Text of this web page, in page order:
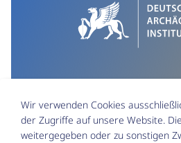
Wir verwenden Cookies
der Zugriffe auf unsere Website.
weitergegeben oder zu sonstigen